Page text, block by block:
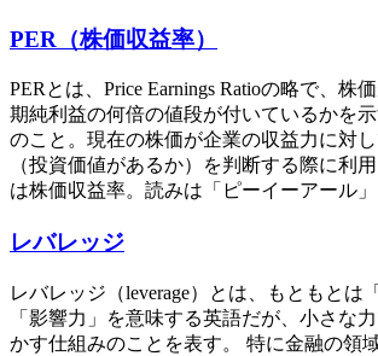
PER（株価収益率）
PERとは、Price Earnings Ratioの略で、株
期純利益の何倍の値段が付いているかを
のこと。現在の株価が企業の収益力に対
（投資価値があるか）を判断する際に利
は株価収益率。読みは「ピーイーアール
レバレッジ
レバレッジ（leverage）とは、もともとは
「影響力」を意味する英語だが、小さな
かす仕組みのことを表す。 特に金融の領